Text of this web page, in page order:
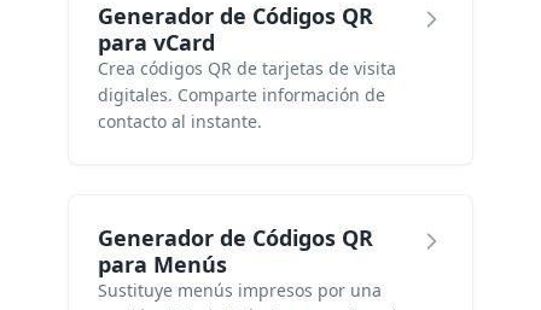
Generador de Códigos QR
para vCard
Crea códigos QR de tarjetas de visita
digitales. Comparte información de
contacto al instante.
Generador de Códigos QR
para Menús
Sustituye menús impresos por una